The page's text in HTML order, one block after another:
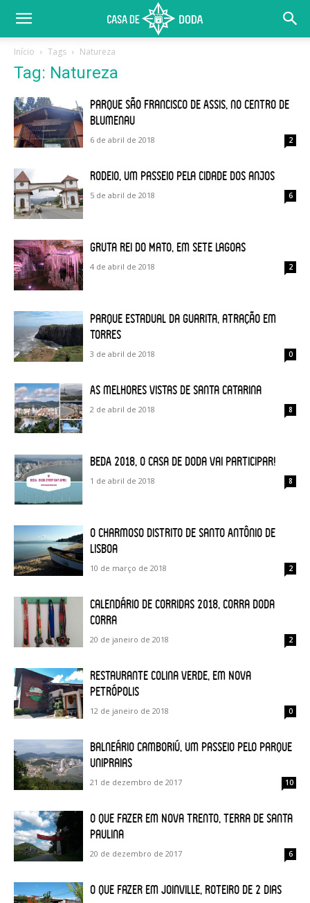
Início Tags Natureza
Tag: Natureza
Parque São Francisco de Assis, no centro de
Blumenau
6 de abril de 2018 2
Rodeio, um passeio pela cidade dos anjos
5 de abril de 2018 6
Gruta Rei do Mato, em Sete Lagoas
4 de abril de 2018 2
Parque Estadual da Guarita, atração em
Torres
3 de abril de 2018 0
As melhores vistas de Santa Catarina
2 de abril de 2018 8
BEDA 2018, o Casa de Doda vai participar!
1 de abril de 2018 8
O charmoso distrito de Santo Antônio de
Lisboa
10 de março de 2018 2
Calendário de Corridas 2018, Corra Doda
Corra
20 de janeiro de 2018 2
Restaurante Colina Verde, em Nova
Petrópolis
12 de janeiro de 2018 0
Balneário Camboriú, um passeio pelo Parque
Unipraias
21 de dezembro de 2017 10
O que fazer em Nova Trento, terra de Santa
Paulina
20 de dezembro de 2017 6
O que fazer em Joinville, roteiro de 2 dias